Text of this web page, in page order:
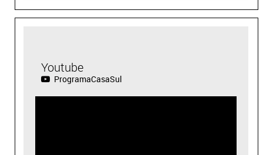
Youtube
ProgramaCasaSul